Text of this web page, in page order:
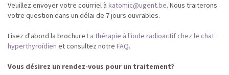
Veuillez envoyer votre courriel à katomic@ugent.be. Nous traiterons
votre question dans un délai de 7 jours ouvrables.
Lisez d'abord la brochure La thérapie à l'iode radioactif chez le chat
hyperthyroïdien et consultez notre FAQ.
Vous désirez un rendez-vous pour un traitement?